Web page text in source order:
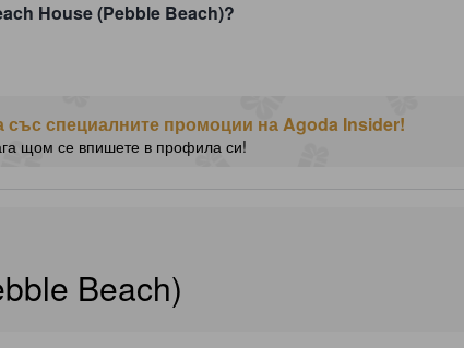
House (Pebble Beach)?
със специалните промоции на Agoda Insider!
щом се впишете в профила си!
Beach)